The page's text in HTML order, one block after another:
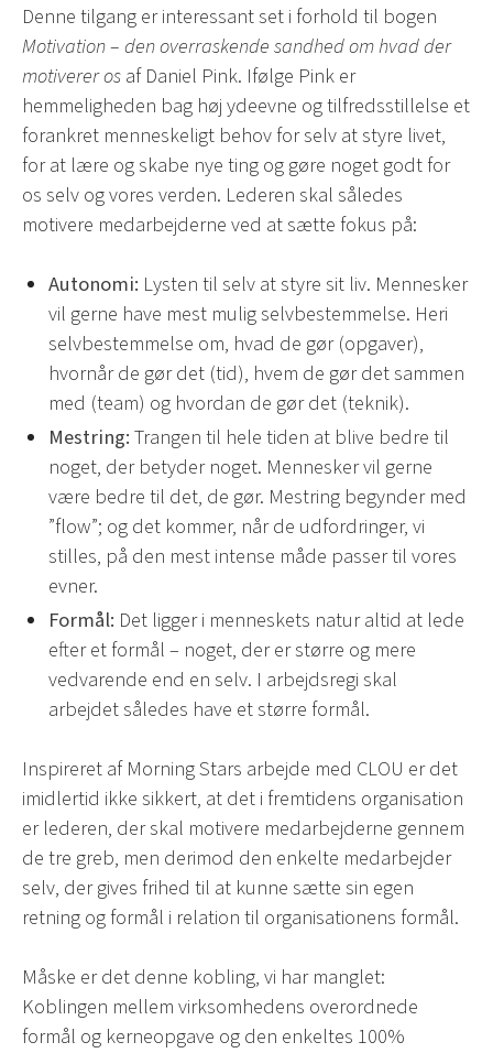
Denne tilgang er interessant set i forhold til bogen
Motivation – den overraskende sandhed om hvad der
motiverer osaf Daniel Pink. Ifølge Pink er
hemmeligheden bag høj ydeevne og tilfredsstillelse et
forankret menneskeligt behov for selv at styre livet,
for at lære og skabe nye ting og gøre noget godt for
os selv og vores verden. Lederen skal således
motivere medarbejderne ved at sætte fokus på:
Autonomi: Lysten til selv at styre sit liv. Mennesker
vil gerne have mest mulig selvbestemmelse. Heri
selvbestemmelse om, hvad de gør (opgaver),
hvornår de gør det (tid), hvem de gør det sammen
med (team) og hvordan de gør det (teknik).
Mestring:Trangen til hele tiden at blive bedre til
noget, der betyder noget. Mennesker vil gerne
være bedre til det, de gør. Mestring begynder med
”flow”; og det kommer, når de udfordringer, vi
stilles, på den mest intense måde passer til vores
evner.
Formål: Det ligger i menneskets natur altid at lede
efter et formål – noget, der er større og mere
vedvarende end en selv. I arbejdsregi skal
arbejdet således have et større formål.
Inspireret af Morning Stars arbejde med CLOU er det
imidlertid ikke sikkert, at det i fremtidens organisation
er lederen, der skal motivere medarbejderne gennem
de tre greb, men derimod den enkelte medarbejder
selv, der gives frihed til at kunne sætte sin egen
retning og formål i relation til organisationens formål.
Måske er det denne kobling, vi har manglet:
Koblingen mellem virksomhedens overordnede
formål og kerneopgave og den enkeltes 100%